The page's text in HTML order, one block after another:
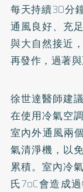
每天持續30分
通風良好、充
與大自然接近
再發作，過著
徐世達醫師建
在使用冷氣空
室內外通風兩
氣清淨機，以
累積。室內冷
氏7oC會造成